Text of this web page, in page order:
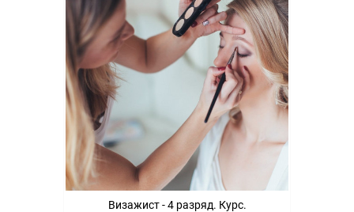
Визажист - 4 разряд. Курс.